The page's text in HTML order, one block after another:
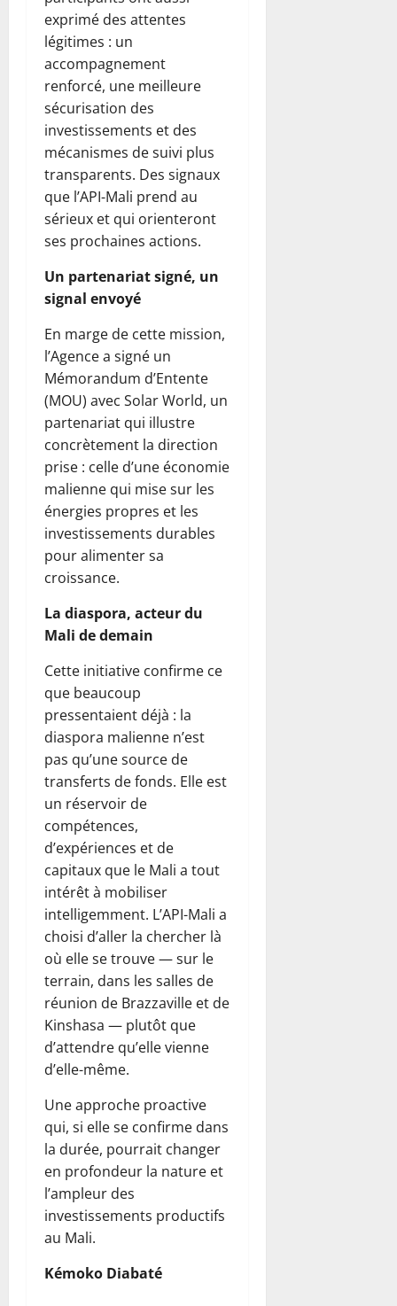
exprimé des attentes
légitimes : un
accompagnement
renforcé, une meilleure
sécurisation des
investissements et des
mécanismes de suivi plus
transparents. Des signaux
que l’API-Mali prend au
sérieux et qui orienteront
ses prochaines actions.
Un partenariat signé, un
signal envoyé
En marge de cette mission,
l’Agence a signé un
Mémorandum d’Entente
(MOU) avec Solar World, un
partenariat qui illustre
concrètement la direction
prise : celle d’une économie
malienne qui mise sur les
énergies propres et les
investissements durables
pour alimenter sa
croissance.
La diaspora, acteur du
Mali de demain
Cette initiative confirme ce
que beaucoup
pressentaient déjà : la
diaspora malienne n’est
pas qu’une source de
transferts de fonds. Elle est
un réservoir de
compétences,
d’expériences et de
capitaux que le Mali a tout
intérêt à mobiliser
intelligemment. L’API-Mali a
choisi d’aller la chercher là
où elle se trouve — sur le
terrain, dans les salles de
réunion de Brazzaville et de
Kinshasa — plutôt que
d’attendre qu’elle vienne
d’elle-même.
Une approche proactive
qui, si elle se confirme dans
la durée, pourrait changer
en profondeur la nature et
l’ampleur des
investissements productifs
au Mali.
Kémoko Diabaté